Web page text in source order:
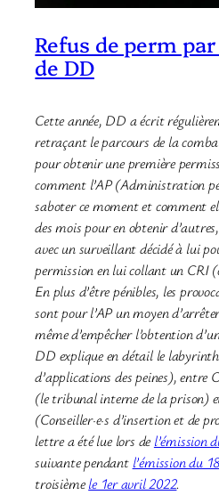
Refus de perm
de DD
Cette année, DD a écrit
retraçant le parcours de la
pour obtenir une première
comment l’AP (Administration
saboter ce moment et comment
des mois pour en obtenir
avec un surveillant décidé à lui
permission en lui collant un CRI
En plus d’être pénibles, les
sont pour l’AP un moyen
même d’empêcher l’obtention
DD explique en détail le
d’applications des peines), entre
(le tribunal interne de la prison)
(Conseiller·e·s d’insertion et de
lettre a été lue lors del’émission
suivante pendant l’émission du
troisièmele 1er avril 2022.